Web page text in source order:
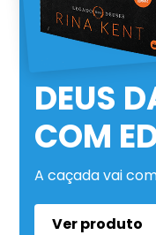
DEUS
COM
A caçada vai
Ver produto